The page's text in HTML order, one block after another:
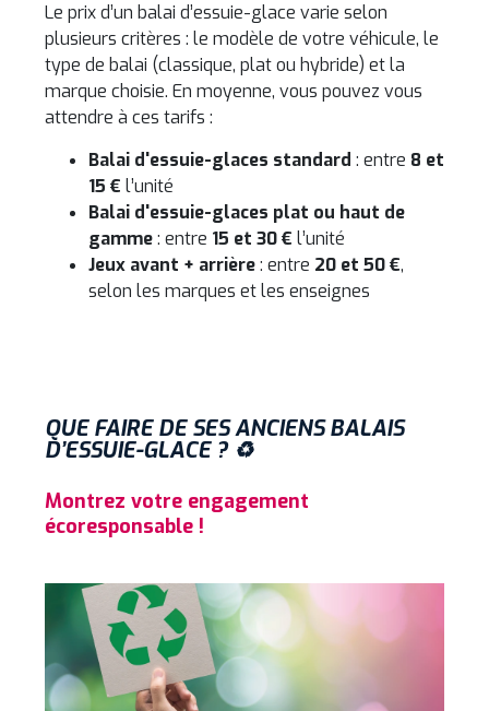
Le prix d’un balai d’essuie-glace varie selon
plusieurs critères : le modèle de votre véhicule, le
type de balai (classique, plat ou hybride) et la
marque choisie. En moyenne, vous pouvez vous
attendre à ces tarifs :
Balai d'essuie-glaces standard : entre 8 et
15 € l’unité
Balai d'essuie-glaces plat ou haut de
gamme: entre 15 et 30 € l’unité
Jeux avant + arrière: entre 20 et 50 €,
selon les marques et les enseignes
QUE FAIRE DE SES ANCIENS BALAIS
D’ESSUIE-GLACE ? ♻️
Montrez votre engagement
écoresponsable !